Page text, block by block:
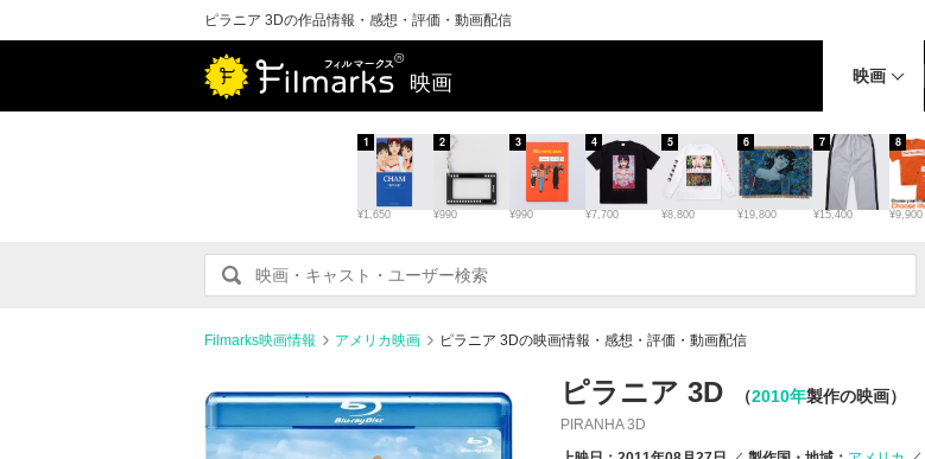
ピラニア 3Dの作品情報・感想・評価・動画配信
映画 映画
¥1,650
1
¥990
2
¥990
3
¥7,700
4
¥8,800
5
¥19,800
6
¥15,400
7
¥9,900
8
Filmarks映画情報 アメリカ映画 ピラニア 3Dの映画情報・感想・評価・動画配信
ピラニア 3D （2010年製作の映画）
PIRANHA 3D